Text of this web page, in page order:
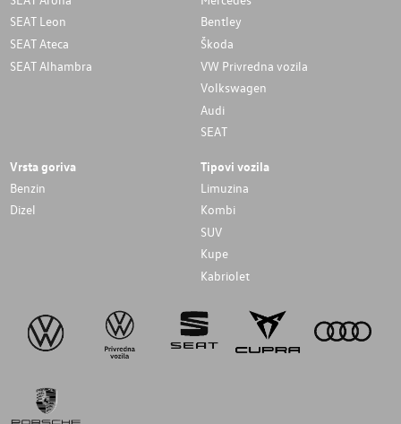
SEAT Leon
SEAT Ateca
SEAT Alhambra
Bentley
Škoda
VW Privredna vozila
Volkswagen
Audi
SEAT
Vrsta goriva
Benzin
Dizel
Tipovi vozila
Limuzina
Kombi
SUV
Kupe
Kabriolet